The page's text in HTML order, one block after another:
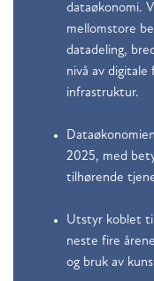
dataøkonomi.
mellomstore
datadeling,
nivå av digitale
infrastruktur.
2025, med
tilhørende
Utstyr koblet
neste fire
og bruk av